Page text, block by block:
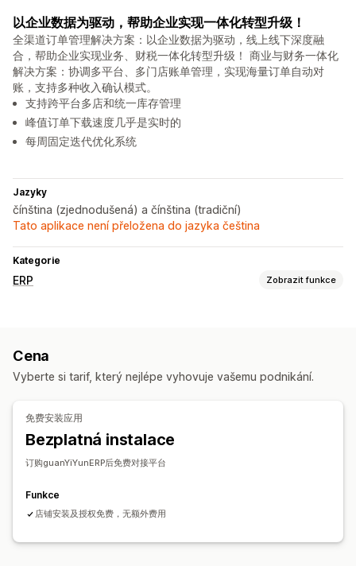
以企业数据为驱动，帮助企业实现一体化转型升级！
全渠道订单管理解决方案：以企业数据为驱动，线上线下深度融
合，帮助企业实现业务、财税一体化转型升级！ 商业与财务一体化
解决方案：协调多平台、多门店账单管理，实现海量订单自动对
账，支持多种收入确认模式。
支持跨平台多店和统一库存管理
峰值订单下载速度几乎是实时的
每周固定迭代优化系统
Jazyky
čínština (zjednodušená) a čínština (tradiční)
Tato aplikace není přeložena do jazyka čeština
Kategorie
ERP Zobrazit funkce
Cena
Vyberte si tarif, který nejlépe vyhovuje vašemu podnikání.
免费安装应用
Bezplatná instalace
订购guanYiYunERP后免费对接平台
Funkce
店铺安装及授权免费，无额外费用